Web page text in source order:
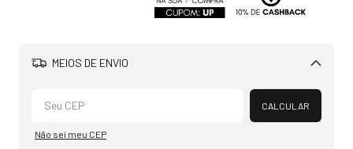
MEIOS DE ENVIO
Alterar CEP
CALCULAR
Não sei meu CEP